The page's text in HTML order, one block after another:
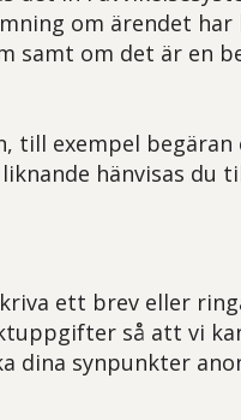
om ärendet
samt om det är en
till exempel begäran
hänvisas du
ett brev eller
så att vi
dina synpunkter